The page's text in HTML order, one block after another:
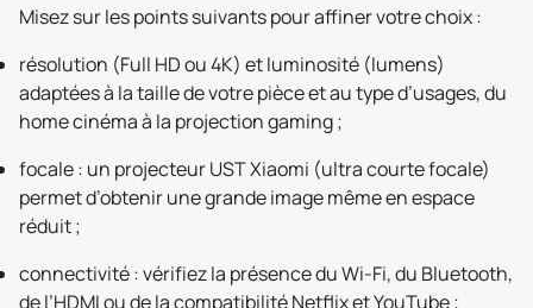
Misez sur les points suivants pour affiner votre choix :
résolution (Full HD ou 4K) et luminosité (lumens)
adaptées à la taille de votre pièce et au type d’usages, du
home cinéma à la projection gaming ;
focale : un projecteur UST Xiaomi (ultra courte focale)
permet d’obtenir une grande image même en espace
réduit ;
connectivité : vérifiez la présence du Wi-Fi, du Bluetooth,
de l’HDMI ou de la compatibilité Netflix et YouTube ;